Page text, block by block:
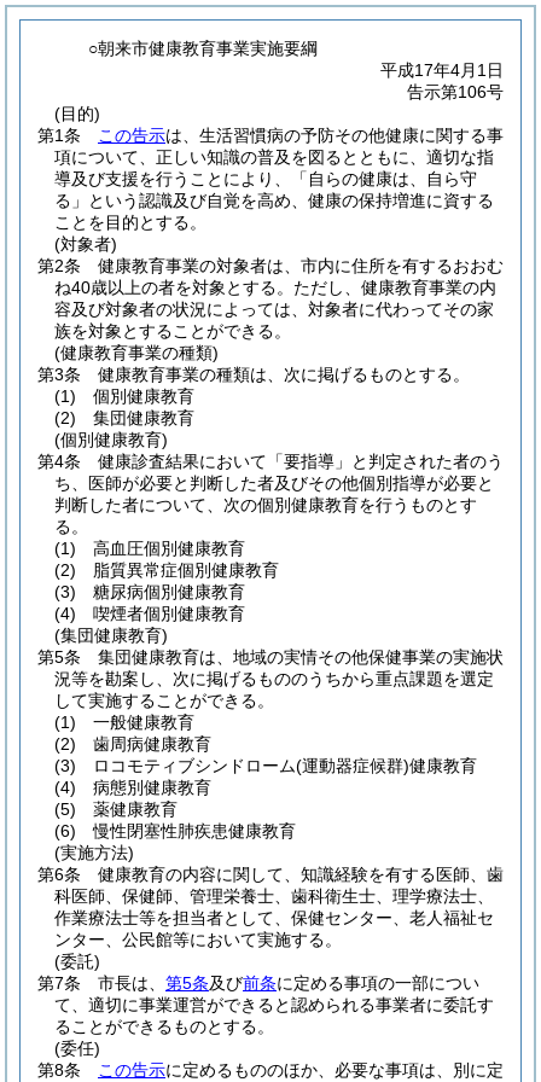
○朝来市健康教育事業実施要綱
平成17年4月1日
告示第106号
(目的)
第1条
この告示は、生活習慣病の予防その他健康に関する事
項について、正しい知識の普及を図るとともに、適切な指
導及び支援を行うことにより、「自らの健康は、自ら守
る」という認識及び自覚を高め、健康の保持増進に資する
ことを目的とする。
(対象者)
第2条
健康教育事業の対象者は、市内に住所を有するおおむ
ね40歳以上の者を対象とする。 ただし、健康教育事業の内
容及び対象者の状況によっては、対象者に代わってその家
族を対象とすることができる。
(健康教育事業の種類)
第3条
健康教育事業の種類は、次に掲げるものとする。
(1)
個別健康教育
(2)
集団健康教育
(個別健康教育)
第4条
健康診査結果において「要指導」と判定された者のう
ち、医師が必要と判断した者及びその他個別指導が必要と
判断した者について、次の個別健康教育を行うものとす
る。
(1)
高血圧個別健康教育
(2)
脂質異常症個別健康教育
(3)
糖尿病個別健康教育
(4)
喫煙者個別健康教育
(集団健康教育)
第5条
集団健康教育は、地域の実情その他保健事業の実施状
況等を勘案し、次に掲げるもののうちから重点課題を選定
して実施することができる。
(1)
一般健康教育
(2)
歯周病健康教育
(3)
ロコモティブシンドローム(運動器症候群)健康教育
(4)
病態別健康教育
(5)
薬健康教育
(6)
慢性閉塞性肺疾患健康教育
(実施方法)
第6条
健康教育の内容に関して、知識経験を有する医師、歯
科医師、保健師、管理栄養士、歯科衛生士、理学療法士、
作業療法士等を担当者として、保健センター、老人福祉セ
ンター、公民館等において実施する。
(委託)
第7条
市長は、 第5条及び前条に定める事項の一部につい
て、適切に事業運営ができると認められる事業者に委託す
ることができるものとする。
(委任)
第8条
この告示に定めるもののほか、必要な事項は、別に定